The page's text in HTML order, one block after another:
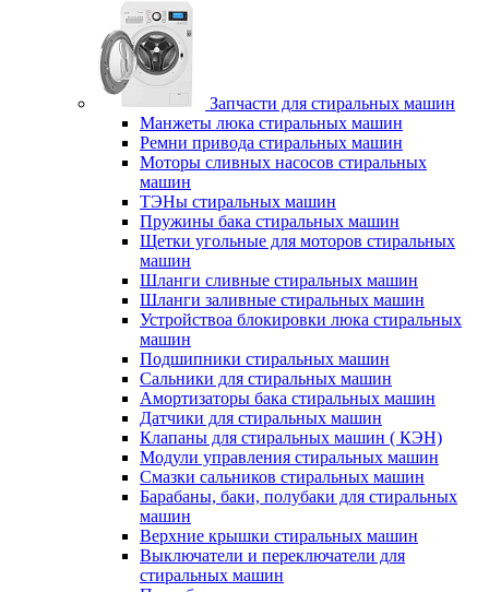
Запчасти для стиральных машин
Манжеты люка стиральных машин
Ремни привода стиральных машин
Моторы сливных насосов стиральных
машин
ТЭНы стиральных машин
Пружины бака стиральных машин
Щетки угольные для моторов стиральных
машин
Шланги сливные стиральных машин
Шланги заливные стиральных машин
Устройствоа блокировки люка стиральных
машин
Подшипники стиральных машин
Сальники для стиральных машин
Амортизаторы бака стиральных машин
Датчики для стиральных машин
Клапаны для стиральных машин ( КЭН)
Модули управления стиральных машин
Смазки сальников стиральных машин
Барабаны, баки, полубаки для стиральных
машин
Верхние крышки стиральных машин
Выключатели и переключатели для
стиральных машин